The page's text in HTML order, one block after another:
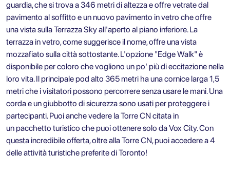
guardia, che si trova a 346 metri di altezza e offre vetrate dal
pavimento al soffitto e un nuovo pavimento in vetro che offre
una vista sulla Terrazza Sky all'aperto al piano inferiore. La
terrazza in vetro, come suggerisce il nome, offre una vista
mozzafiato sulla città sottostante. L'opzione "Edge Walk" è
disponibile per coloro che vogliono un po' più di eccitazione nella
loro vita. Il principale pod alto 365 metri ha una cornice larga 1,5
metri che i visitatori possono percorrere senza usare le mani. Una
corda e un giubbotto di sicurezza sono usati per proteggere i
partecipanti. Puoi anche vedere la Torre CN citata in
unpacchetto turistico che puoi ottenere solo da Vox City. Con
questa incredibile offerta, oltre alla Torre CN, puoi accedere a 4
delle attività turistiche preferite di Toronto!